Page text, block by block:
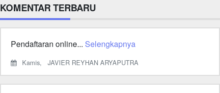
KOMENTAR TERBARU
Pendaftaran online... Selengkapnya
Kamis, JAVIER REYHAN ARYAPUTRA